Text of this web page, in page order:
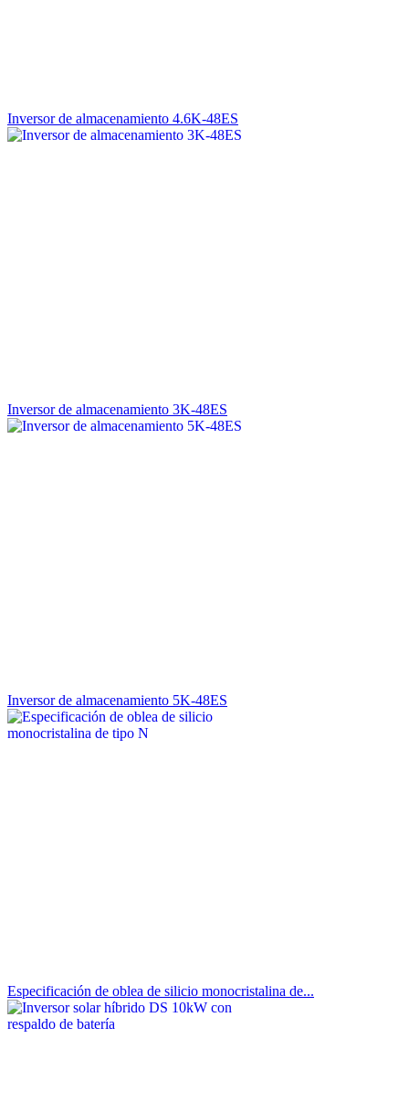
Inversor de almacenamiento 4.6K-48ES
Inversor de almacenamiento 3K-48ES
Inversor de almacenamiento 5K-48ES
Especificación de oblea de silicio monocristalina de...